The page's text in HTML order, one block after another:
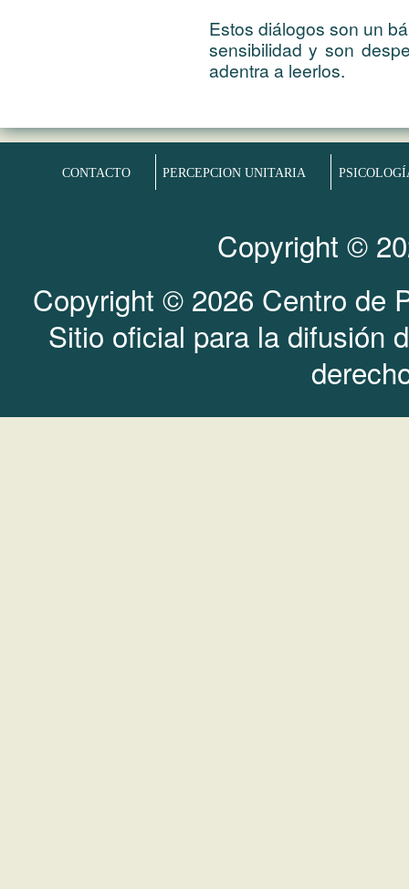
Estos diálogos son un
sensibilidad y son
adentra a leerlos.
CONTACTO PERCEPCION UNITARIA
Copyright ©
Copyright © 2026 Centro de
Sitio oficial para la difusión